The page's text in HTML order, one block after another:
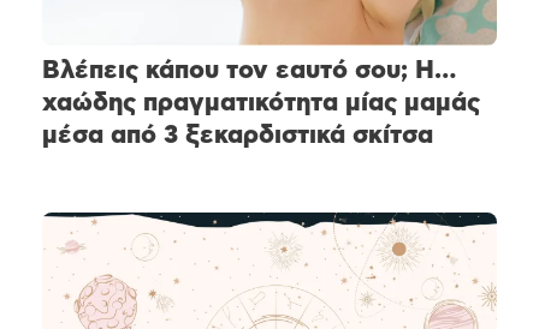
Βλέπεις κάπου τον εαυτό σου; Η…
χαώδης πραγματικότητα μίας μαμάς
μέσα από 3 ξεκαρδιστικά σκίτσα